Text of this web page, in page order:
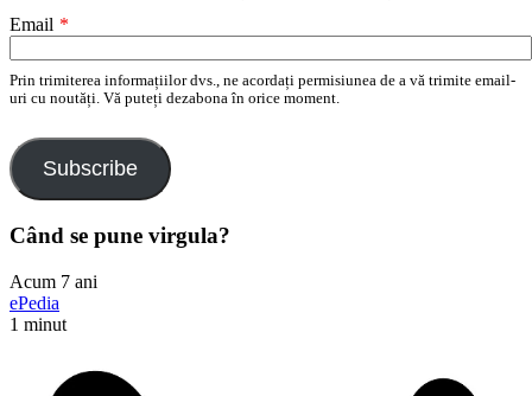
Email *
Prin trimiterea informațiilor dvs., ne acordați permisiunea de a vă trimite email-
uri cu noutăți. Vă puteți dezabona în orice moment.
Subscribe
Când se pune virgula?
Acum 7 ani
ePedia
1 minut